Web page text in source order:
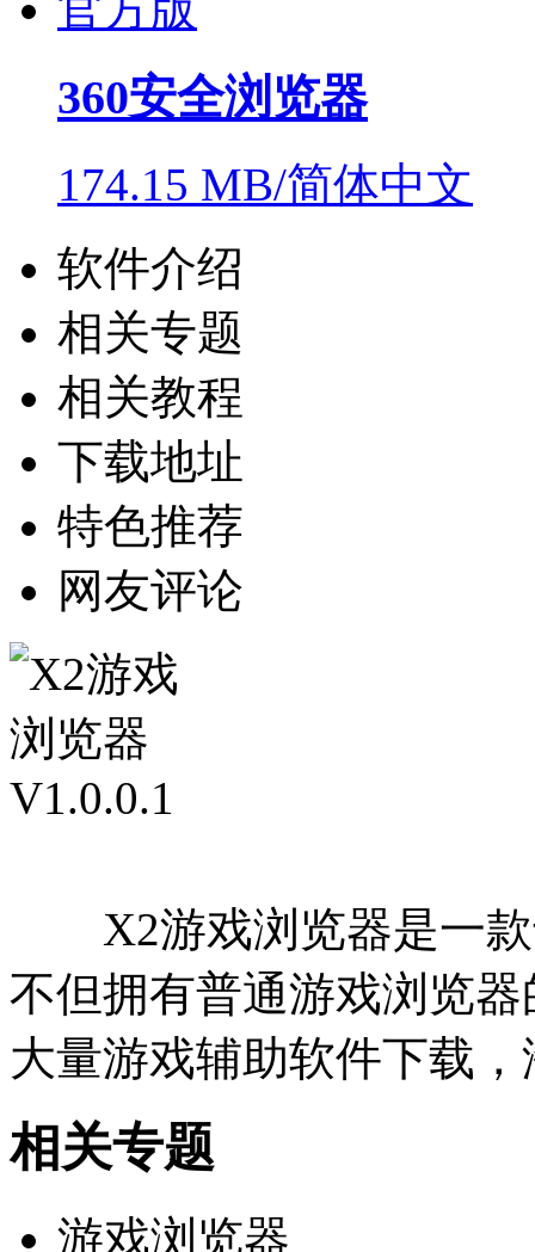
360安全浏览器
174.15 MB/简体中文
软件介绍
相关专题
相关教程
下载地址
特色推荐
网友评论
X2游戏浏览器是一款
不但拥有普通游戏浏览
大量游戏辅助软件下载
相关专题
游戏浏览器